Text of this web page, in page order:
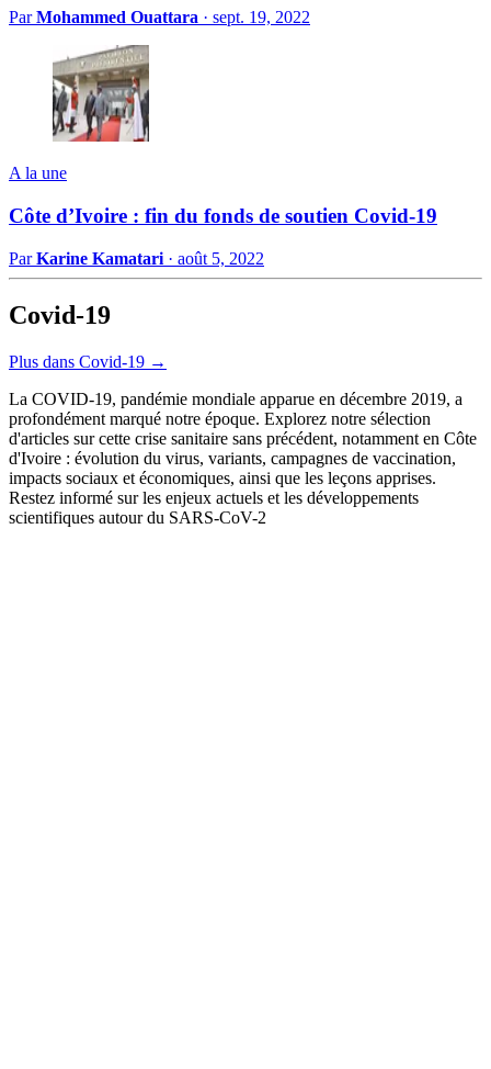
ParMohammed Ouattara · sept. 19, 2022
A la une
Côte d’Ivoire : fin du fonds de soutien Covid-19
ParKarine Kamatari · août 5, 2022
Covid-19
Plus dans Covid-19 →
La COVID-19, pandémie mondiale apparue en décembre 2019, a
profondément marqué notre époque. Explorez notre sélection
d'articles sur cette crise sanitaire sans précédent, notamment en Côte
d'Ivoire : évolution du virus, variants, campagnes de vaccination,
impacts sociaux et économiques, ainsi que les leçons apprises.
Restez informé sur les enjeux actuels et les développements
scientifiques autour du SARS-CoV-2